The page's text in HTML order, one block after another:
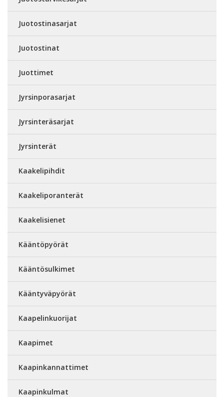
Juotostinasarjat
Juotostinat
Juottimet
Jyrsinporasarjat
Jyrsinteräsarjat
Jyrsinterät
Kaakelipihdit
Kaakeliporanterät
Kaakelisienet
Kääntöpyörät
Kääntösulkimet
Kääntyväpyörät
Kaapelinkuorijat
Kaapimet
Kaapinkannattimet
Kaapinkulmat